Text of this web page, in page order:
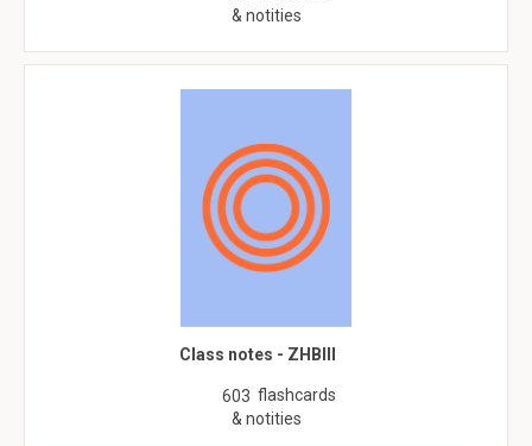
& notities
Class notes - ZHBIII
603 flashcards
& notities